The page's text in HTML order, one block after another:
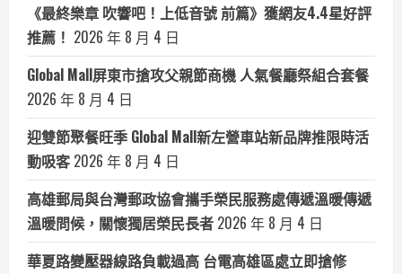
《最終樂章 吹響吧！上低音號 前篇》獲網友4.4星好評
推薦！ 2026 年 8 月 4 日
Global Mall屏東市搶攻父親節商機 人氣餐廳祭組合套餐
2026 年 8 月 4 日
迎雙節聚餐旺季 Global Mall新左營車站新品牌推限時活
動吸客 2026 年 8 月 4 日
高雄郵局與台灣郵政協會攜手榮民服務處傳遞溫暖傳遞
溫暖問候，關懷獨居榮民長者 2026 年 8 月 4 日
華夏路變壓器線路負載過高 台電高雄區處立即搶修